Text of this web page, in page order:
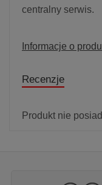
centralny serwis.
Informacje o
Recenzje
Produkt nie